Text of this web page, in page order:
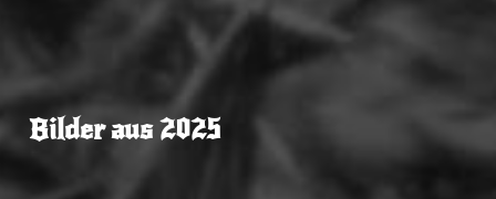
Bilder aus 2025